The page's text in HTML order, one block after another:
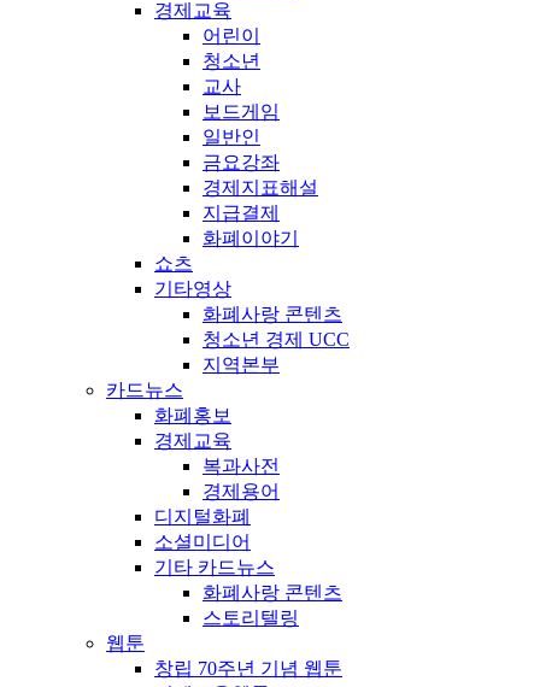
경제교육
어린이
청소년
교사
보드게임
일반인
금요강좌
경제지표해설
지급결제
화폐이야기
쇼츠
기타영상
화폐사랑 콘텐츠
청소년 경제 UCC
지역본부
카드뉴스
화폐홍보
경제교육
복과사전
경제용어
디지털화폐
소셜미디어
기타 카드뉴스
화폐사랑 콘텐츠
스토리텔링
웹툰
창립 70주년 기념 웹툰